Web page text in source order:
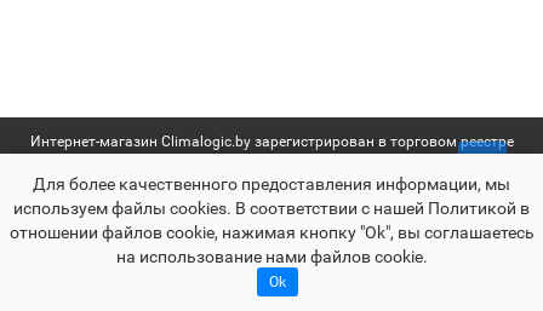
Интернет-магазин Climalogic.by зарегистрирован в торговом реестре
государственной регистрации выдано Мингорисполкомом от
27.05.2016
Раскрутка -cropas.by
Climalogic.by © 2016 - 2025
Для более качественного предоставления информации, мы
используем файлы сookies. В соответствии с нашей Политикой в
отношении файлов cookie, нажимая кнопку "Ok", вы соглашаетесь
на использование нами файлов cookie.
Ok